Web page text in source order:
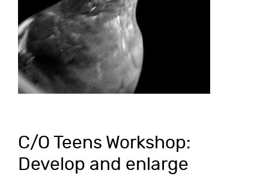
C/O Teens Workshop:
Develop and enlarge